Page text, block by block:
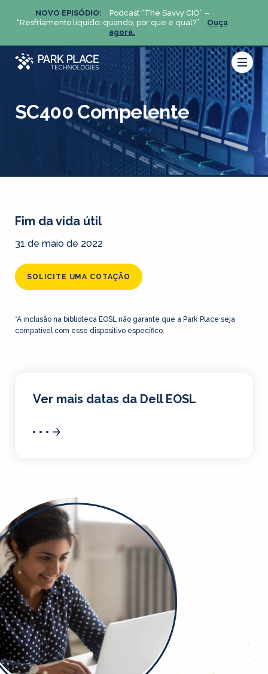
NOVO EPISÓDIO:
Podcast “The Savvy CIO” –
“Resfriamento líquido: quando, por que e qual?”
Ouça
agora.
SC400 Compelente
Fim da vida útil
31 de maio de 2022
SOLICITE UMA COTAÇÃO
*A inclusão na biblioteca EOSL não garante que a Park Place seja
compatível com esse dispositivo específico.
Ver mais datas da Dell EOSL